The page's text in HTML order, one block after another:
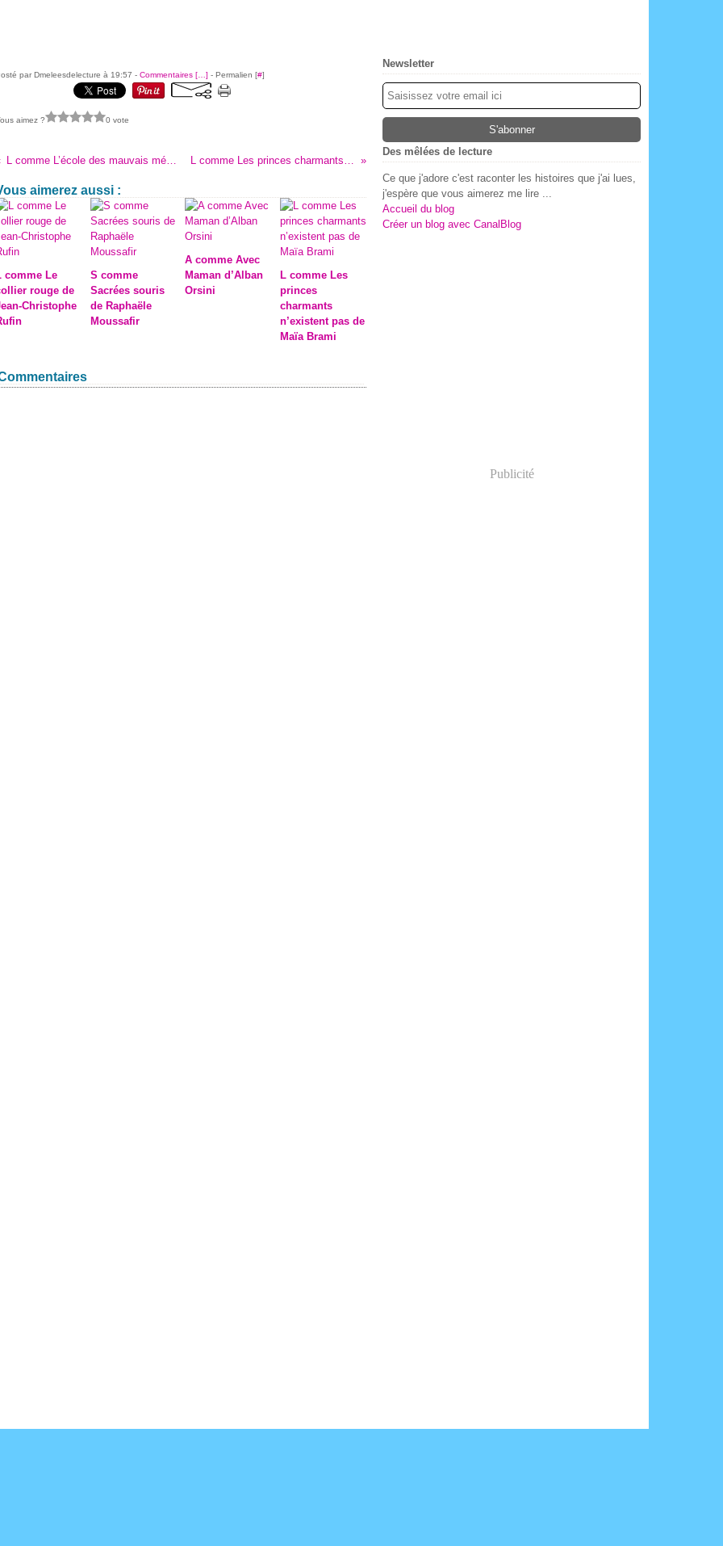
par Dmeleesdelecture à 19:57 - Commentaires [ ] - Permalien [#]
aimez ? 0 vote
L comme L’école des mauvais méchants de Stephanie S.Sanders L comme Les princes charmants n’existent pas de Maïa Brami
aimerez aussi :
comme Le
rouge de
Christophe
S comme
Sacrées souris
de Raphaële
Moussafir
A comme Avec
Maman d’Alban
Orsini
L comme Les
princes
charmants
n’existent pas de
Maïa Brami
Newsletter
Des mêlées de lecture
Ce que j'adore c'est raconter les histoires que j'ai lues,
j'espère que vous aimerez me lire ...
Accueil du blog
Créer un blog avec CanalBlog
Publicité